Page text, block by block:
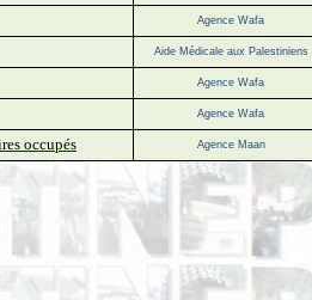
Agence Wafa
Aide Médicale aux Palestiniens
Agence Wafa
Agence Wafa
occupés Agence Maan